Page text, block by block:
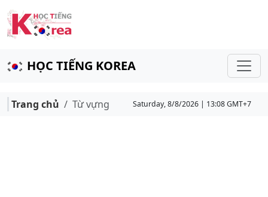
HỌC TIẾNG KOREA
Trang chủ Từ vựng Saturday, 8/8/2026 | 13:08 GMT+7